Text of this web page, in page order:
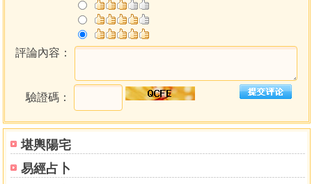
堪輿陽宅
易經占卜
評論內容：
驗證碼：